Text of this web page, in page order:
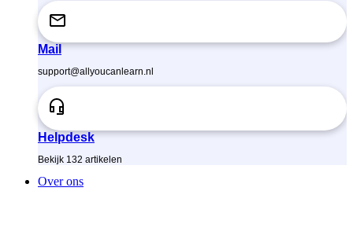
Mail
support@allyoucanlearn.nl
Helpdesk
Bekijk 132 artikelen
Over ons